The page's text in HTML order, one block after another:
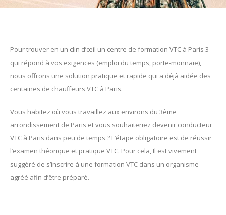
Pour trouver en un clin d’œil un centre de formation VTC à Paris 3
qui répond à vos exigences (emploi du temps, porte-monnaie),
nous offrons une solution pratique et rapide qui a déjà aidée des
centaines de chauffeurs VTC à Paris.
Vous habitez où vous travaillez aux environs du 3ème
arrondissement de Paris et vous souhaiteriez devenir conducteur
VTC à Paris dans peu de temps ? L’étape obligatoire est de réussir
l’examen théorique et pratique VTC. Pour cela, Il est vivement
suggéré de s’inscrire à une formation VTC dans un organisme
agréé afin d’être préparé.